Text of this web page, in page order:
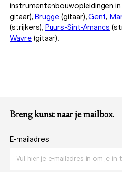
instrumentenbouwopleidingen in
gitaar), Brugge (gitaar), Gent,
(strijkers), Puurs-Sint-Amands
Wavre (gitaar).
Breng kunst naar je mailbox.
E-mailadres